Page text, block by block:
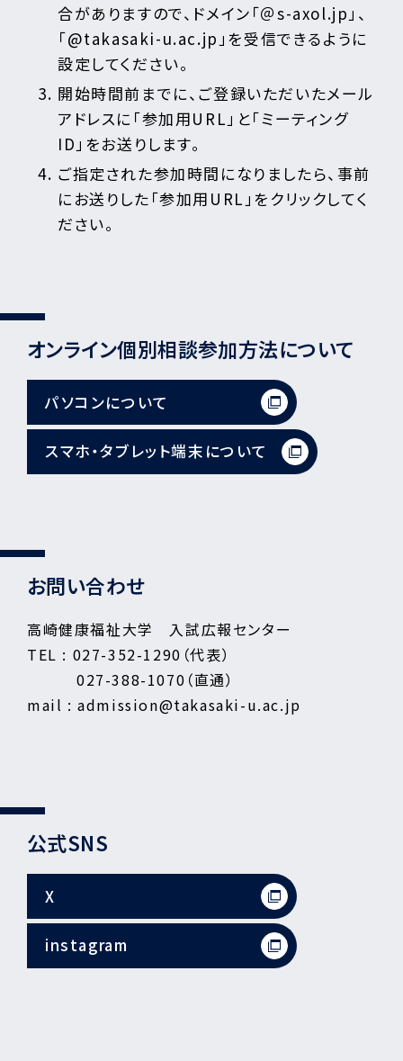
合がありますので、ドメイン「＠s-axol.jp」、
「@takasaki-u.ac.jp」を受信できるように
設定してください。
開始時間前までに、ご登録いただいたメール
アドレスに「参加用URL」と「ミーティング
ID」をお送りします。
ご指定された参加時間になりましたら、事前
にお送りした「参加用URL」をクリックしてく
ださい。
オンライン個別相談参加方法について
パソコンについて
スマホ・タブレット端末について
お問い合わせ
高崎健康福祉大学 入試広報センター
TEL : 027-352-1290（代表）
027-388-1070（直通）
mail : admission@takasaki-u.ac.jp
公式SNS
X
instagram